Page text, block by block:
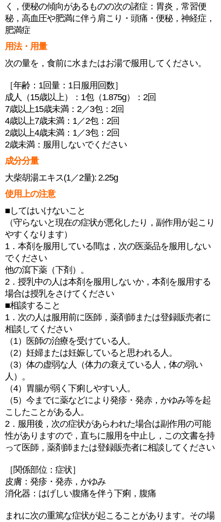
く，便秘の傾向があるものの次の諸症：胃炎，常習便
秘，高血圧や肥満に伴う肩こり・頭痛・便秘，神経症，
肥満症
用法・用量
次の量を，食前に水またはお湯で服用してください。
［年齢：1回量：1日服用回数］
成人（15歳以上）：1包（1.875g）：2回
7歳以上15歳未満：2／3包：2回
4歳以上7歳未満：1／2包：2回
2歳以上4歳未満：1／3包：2回
2歳未満：服用しないでください
成分分量
大柴胡湯エキス(1／2量): 2.25g
使用上の注意
■してはいけないこと
（守らないと現在の症状が悪化したり，副作用が起こり
やすくなります）
1．本剤を服用している間は，次の医薬品を服用しない
でください
他の瀉下薬（下剤）。
2．授乳中の人は本剤を服用しないか，本剤を服用する
場合は授乳をさけてください
■相談すること
1．次の人は服用前に医師，薬剤師または登録販売者に
相談してください
（1）医師の治療を受けている人。
（2）妊婦または妊娠していると思われる人。
（3）体の虚弱な人（体力の衰えている人，体の弱い
人）。
（4）胃腸が弱く下痢しやすい人。
（5）今までに薬などにより発疹・発赤，かゆみ等を起
こしたことがある人。
2．服用後，次の症状があらわれた場合は副作用の可能
性がありますので，直ちに服用を中止し，この文書を持
って医師，薬剤師または登録販売者に相談してください
［関係部位：症状］
皮膚：発疹・発赤，かゆみ
消化器：はげしい腹痛を伴う下痢，腹痛
まれに次の重篤な症状が起こることがあります。その場